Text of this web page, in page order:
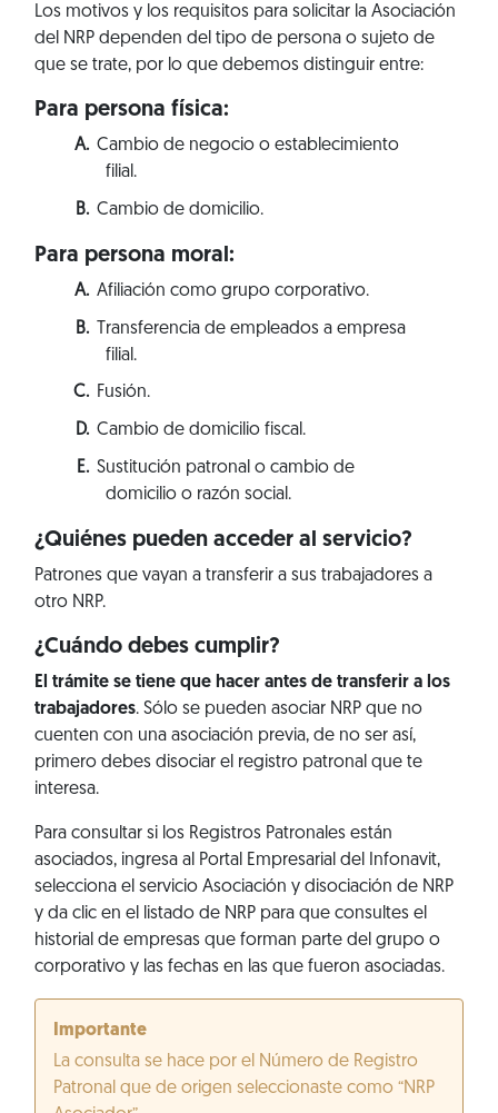
Los motivos y los requisitos para solicitar la Asociación
del NRP dependen del tipo de persona o sujeto de
que se trate, por lo que debemos distinguir entre:
Para persona física:
Cambio de negocio o establecimiento
filial.
Cambio de domicilio.
Para persona moral:
Afiliación como grupo corporativo.
Transferencia de empleados a empresa
filial.
Fusión.
Cambio de domicilio fiscal.
Sustitución patronal o cambio de
domicilio o razón social.
¿Quiénes pueden acceder al servicio?
Patrones que vayan a transferir a sus trabajadores a
otro NRP.
¿Cuándo debes cumplir?
El trámite se tiene que hacer antes de transferir a los
trabajadores. Sólo se pueden asociar NRP que no
cuenten con una asociación previa, de no ser así,
primero debes disociar el registro patronal que te
interesa.
Para consultar si los Registros Patronales están
asociados, ingresa al Portal Empresarial del Infonavit,
selecciona el servicio Asociación y disociación de NRP
y da clic en el listado de NRP para que consultes el
historial de empresas que forman parte del grupo o
corporativo y las fechas en las que fueron asociadas.
Importante
La consulta se hace por el Número de Registro
Patronal que de origen seleccionaste como “NRP